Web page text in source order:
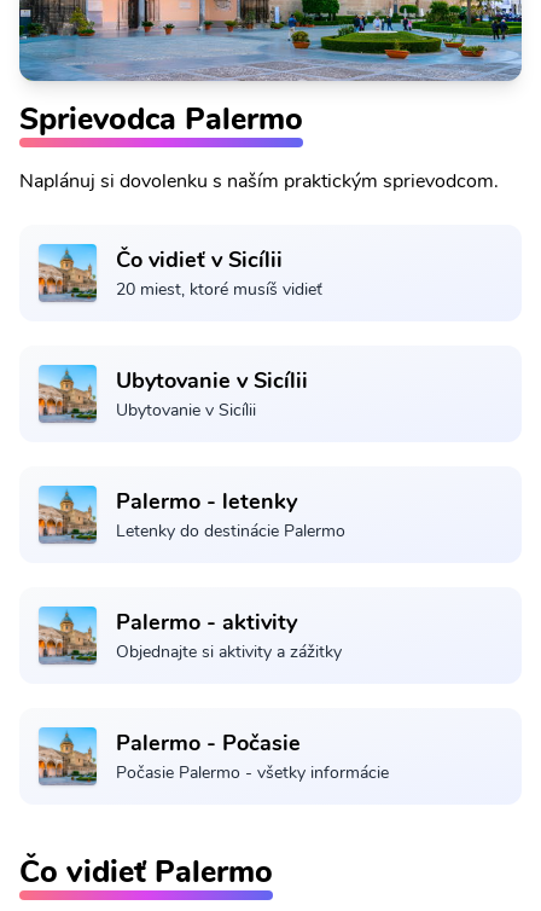
Sprievodca Palermo
Naplánuj si dovolenku s naším praktickým sprievodcom.
Čo vidieť v Sicílii
20 miest, ktoré musíš vidieť
Ubytovanie v Sicílii
Ubytovanie v Sicílii
Palermo - letenky
Letenky do destinácie Palermo
Palermo - aktivity
Objednajte si aktivity a zážitky
Palermo - Počasie
Počasie Palermo - všetky informácie
Čo vidieť Palermo